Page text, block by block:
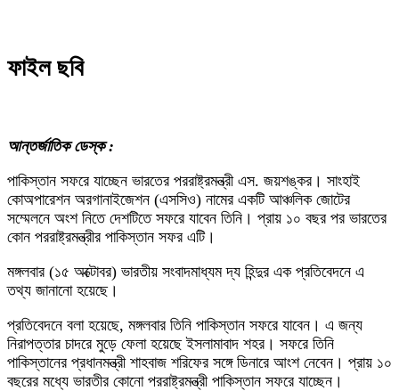
ফাইল ছবি
আন্তর্জাতিক ডেস্ক :
পাকিস্তান সফরে যাচ্ছেন ভারতের পররাষ্ট্রমন্ত্রী এস. জয়শঙ্কর। সাংহাই
কোঅপারেশন অরগানাইজেশন (এসসিও) নামের একটি আঞ্চলিক জোটের
সম্মেলনে অংশ নিতে দেশটিতে সফরে যাবেন তিনি। প্রায় ১০ বছর পর ভারতের
কোন পররাষ্ট্রমন্ত্রীর পাকিস্তান সফর এটি।
মঙ্গলবার (১৫ অক্টোবর) ভারতীয় সংবাদমাধ্যম দ্য হিন্দুর এক প্রতিবেদনে এ
তথ্য জানানো হয়েছে।
প্রতিবেদনে বলা হয়েছে, মঙ্গলবার তিনি পাকিস্তান সফরে যাবেন। এ জন্য
নিরাপত্তার চাদরে মুড়ে ফেলা হয়েছে ইসলামাবাদ শহর। সফরে তিনি
পাকিস্তানের প্রধানমন্ত্রী শাহবাজ শরিফের সঙ্গে ডিনারে আংশ নেবেন। প্রায় ১০
বছরের মধ্যে ভারতীর কোনো পররাষ্ট্রমন্ত্রী পাকিস্তান সফরে যাচ্ছেন।